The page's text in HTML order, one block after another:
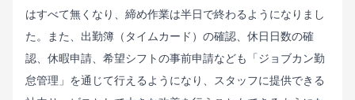
はすべて無くなり、締め作業は半日で終わるようになりまし
た。また、出勤簿（タイムカード）の確認、休日日数の確
認、休暇申請、希望シフトの事前申請なども「ジョブカン勤
怠管理」を通じて行えるようになり、スタッフに提供できる